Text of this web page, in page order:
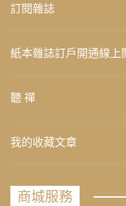
訂閱雜誌
紙本雜誌訂戶開通線上
聽 禪
我的收藏文章
商城服務